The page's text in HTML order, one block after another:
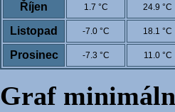
Říjen 1.7 °C 24.9 °C
Listopad -7.0 °C 18.1 °C
Prosinec -7.3 °C 11.0 °C
Graf